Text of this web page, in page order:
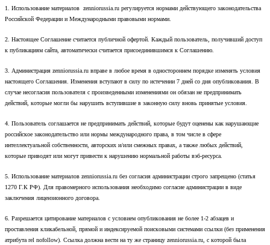
1. Использование материалов zenniorussia.ru регулируется нормами действующего законодательства
Российской Федерации и Международными правовыми нормами.
2. Настоящее Соглашение считается публичной офертой. Каждый пользователь, получивший доступ
к публикациям сайта, автоматически считается присоединившимся к Соглашению.
3. Администрация zenniorussia.ru вправе в любое время в одностороннем порядке изменять условия
настоящего Соглашения. Изменения вступают в силу по истечении 7 дней со дня опубликования. В
случае несогласия пользователя с произведенными изменениями он обязан не предпринимать
действий, которые могли бы нарушить вступившие в законную силу вновь принятые условия.
4. Пользователь соглашается не предпринимать действий, которые будут оценены как нарушающие
российское законодательство или нормы международного права, в том числе в сфере
интеллектуальной собственности, авторских и/или смежных правах, а также любых действий,
которые приводят или могут привести к нарушению нормальной работы вэб-ресурса.
5. Использование материалов zenniorussia.ru без согласия администрации строго запрещено (статья
1270 Г.К РФ). Для правомерного использования необходимо согласие администрации в виде
заключения лицензионного договора.
6. Разрешается цитирование материалов с условием опубликования не более 1-2 абзацев и
проставления кликабельной, прямой и индексируемой поисковыми системами ссылки (без применения
атрибута rel nofollow). Ссылка должна вести на ту же страницу zenniorussia.ru, с которой была